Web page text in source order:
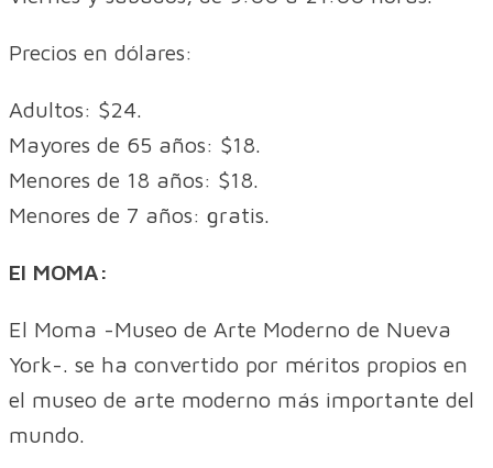
Precios en dólares:
Adultos: $24.
Mayores de 65 años: $18.
Menores de 18 años: $18.
Menores de 7 años: gratis.
El MOMA:
El Moma -Museo de Arte Moderno de Nueva
York-. se ha convertido por méritos propios en
el museo de arte moderno más importante del
mundo.